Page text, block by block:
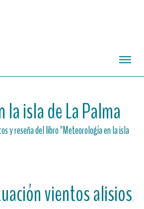
la isla de La Palma
y reseña del libro "Meteorología en la isla
vientos alisios.